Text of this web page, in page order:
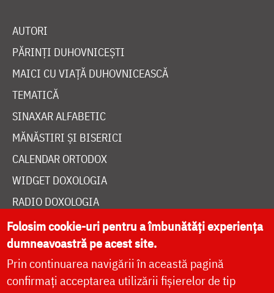
AUTORI
PĂRINȚI DUHOVNICEȘTI
MAICI CU VIAȚĂ DUHOVNICEASCĂ
TEMATICĂ
SINAXAR ALFABETIC
MĂNĂSTIRI ȘI BISERICI
CALENDAR ORTODOX
WIDGET DOXOLOGIA
RADIO DOXOLOGIA
DESPRE NOI
Folosim cookie-uri pentru a îmbunătăți experiența
dumneavoastră pe acest site.
Prin continuarea navigării în această pagină
confirmați acceptarea utilizării fișierelor de tip